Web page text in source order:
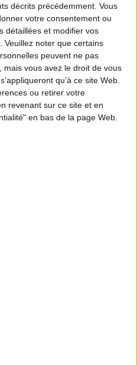
décrits précédemment. Vous
votre consentement ou
détaillées et modifier vos
Veuillez noter que certains
peuvent ne pas
vous avez le droit de vous
qu’à ce site Web.
ou retirer votre
revenant sur ce site et en
en bas de la page Web.
l'arrêté relatif à
la chasse dans le
ici.